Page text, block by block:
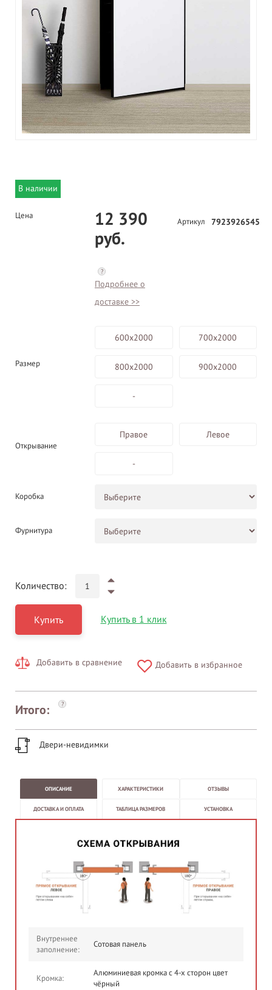
В наличии
Цена
12 390
руб.
?
Подробнее о
доставке >>
Артикул 7923926545
Размер
600х2000 700х2000
800х2000 900х2000
-
Открывание
Правое Левое
-
Коробка
Фурнитура
Количество:
Купить Купить в 1 клик
Добавить в сравнение Добавить в избранное
Итого: ?
Двери-невидимки
ОПИСАНИЕ ХАРАКТЕРИСТИКИ ОТЗЫВЫ
ДОСТАВКА И ОПЛАТА ТАБЛИЦА РАЗМЕРОВ УСТАНОВКА
Внутреннее
заполнение:
Сотовая панель
Кромка:
Алюминиевая кромка с 4-х сторон цвет
чёрный